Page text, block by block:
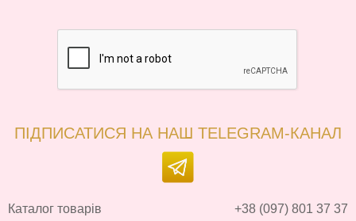
ПІДПИСАТИСЯ НА НАШ TELEGRAM-КАНАЛ
Каталог товарів +38 (097) 801 37 37